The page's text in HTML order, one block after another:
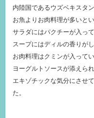
内陸国であるウズベキスタ
お魚よりお肉料理が多いと
サラダにはパクチーが入って
スープにはディルの香りがし
お肉料理はクミンが入って
ヨーグルトソースが添えられ
エキゾチックな気分にさせ
た。